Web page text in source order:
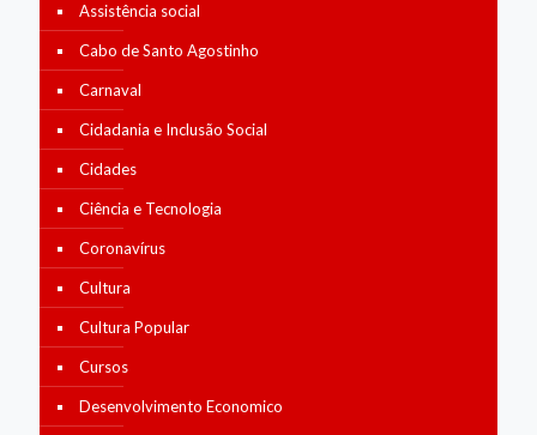
Assistência social
Cabo de Santo Agostinho
Carnaval
Cidadania e Inclusão Social
Cidades
Ciência e Tecnologia
Coronavírus
Cultura
Cultura Popular
Cursos
Desenvolvimento Economico